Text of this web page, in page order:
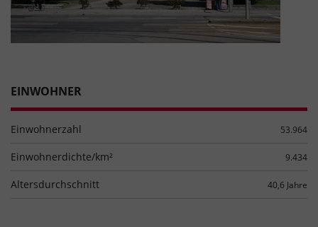
EINWOHNER
Einwohnerzahl 53.964
Einwohnerdichte/km² 9.434
Altersdurchschnitt 40,6 Jahre